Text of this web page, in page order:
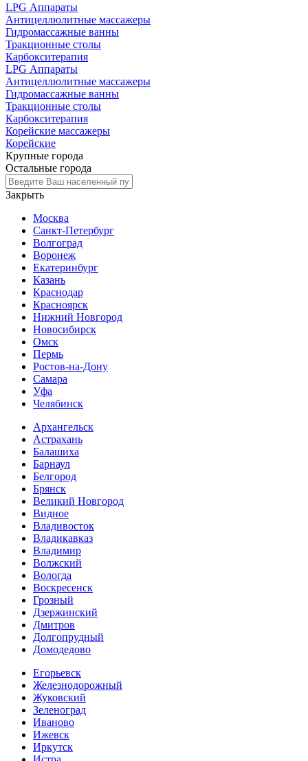
LPG Аппараты
Антицеллюлитные массажеры
Гидромассажные ванны
Тракционные столы
Карбокситерапия
LPG Аппараты
Антицеллюлитные массажеры
Гидромассажные ванны
Тракционные столы
Карбокситерапия
Корейские массажеры
Корейские
Крупные города
Остальные города
Закрыть
Москва
Санкт-Петербург
Волгоград
Воронеж
Екатеринбург
Казань
Краснодар
Красноярск
Нижний Новгород
Новосибирск
Омск
Пермь
Ростов-на-Дону
Самара
Уфа
Челябинск
Архангельск
Астрахань
Балашиха
Барнаул
Белгород
Брянск
Великий Новгород
Видное
Владивосток
Владикавказ
Владимир
Волжский
Вологда
Воскресенск
Грозный
Дзержинский
Дмитров
Долгопрудный
Домодедово
Егорьевск
Железнодорожный
Жуковский
Зеленоград
Иваново
Ижевск
Иркутск